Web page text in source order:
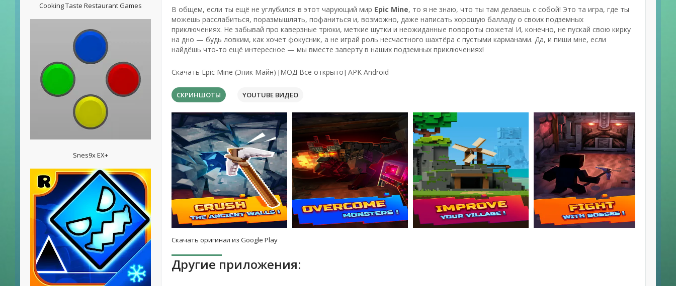
Cooking Taste Restaurant Games
Snes9x EX+
В общем, если ты ещё не углубился в этот чарующий мир Epic Mine, то я не знаю, что ты там делаешь с собой! Это та игра, где ты
можешь расслабиться, поразмышлять, пофаниться и, возможно, даже написать хорошую балладу о своих подземных
приключениях. Не забывай про каверзные трюки, меткие шутки и неожиданные повороты сюжета! И, конечно, не пускай свою кирку
на дно — будь ловким, как хочет фокусник, а не играй роль несчастного шахтёра с пустыми карманами. Да, и пиши мне, если
найдёшь что-то ещё интересное — мы вместе заверту в наших подземных приключениях!
Скачать Epic Mine (Эпик Майн) [МОД Все открыто] APK Android
СКРИНШОТЫ YOUTUBE ВИДЕО
Скачать оригинал из Google Play
Другие приложения: